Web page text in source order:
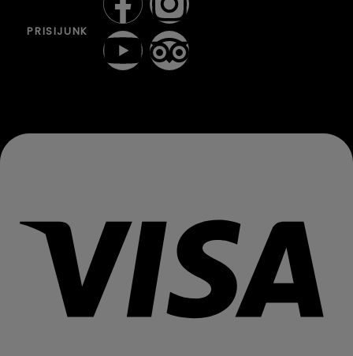
PRISIJUNK